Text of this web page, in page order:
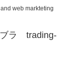
web markteting
ラ trading-